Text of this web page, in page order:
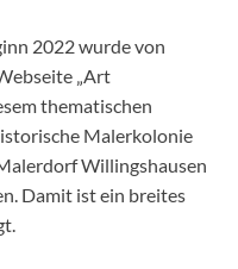
2022 wurde von
„Art
thematischen
Malerkolonie
Willingshausen
Damit ist ein breites